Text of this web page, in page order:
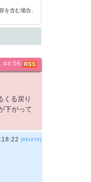
を含む場合、
くる戻り
下がって
[DELETE]